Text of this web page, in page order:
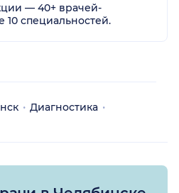
— 40+ врачей-
10 специальностей.
Диагностика